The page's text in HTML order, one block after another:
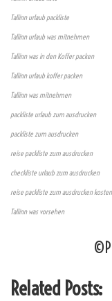
Tallinn urlaub packliste
Tallinn urlaub was mitnehmen
Tallinn was in den Koffer packen
Tallinn urlaub koffer packen
Tallinn was mitnehmen
packliste urlaub zum ausdrucken
packliste zum ausdrucken
reise packliste zum ausdrucken
checkliste urlaub zum ausdrucken
reise packliste zum ausdrucken
Tallinn was vorsehen
Related Posts: